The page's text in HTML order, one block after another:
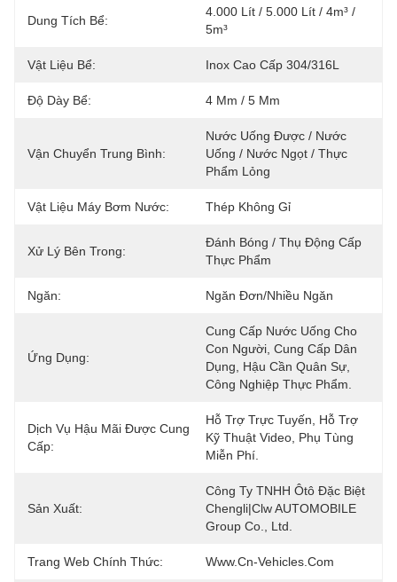
Dung Tích Bể:
4.000 Lít / 5.000 Lít / 4m³ /
5m³
Vật Liệu Bể: Inox Cao Cấp 304/316L
Độ Dày Bể: 4 Mm / 5 Mm
Vận Chuyển Trung Bình:
Nước Uống Được / Nước
Uống / Nước Ngọt / Thực
Phẩm Lỏng
Vật Liệu Máy Bơm Nước: Thép Không Gỉ
Xử Lý Bên Trong:
Đánh Bóng / Thụ Động Cấp
Thực Phẩm
Ngăn: Ngăn Đơn/Nhiều Ngăn
Ứng Dụng:
Cung Cấp Nước Uống Cho
Con Người, Cung Cấp Dân
Dụng, Hậu Cần Quân Sự,
Công Nghiệp Thực Phẩm.
Dịch Vụ Hậu Mãi Được Cung
Cấp:
Hỗ Trợ Trực Tuyến, Hỗ Trợ
Kỹ Thuật Video, Phụ Tùng
Miễn Phí.
Sản Xuất:
Công Ty TNHH Ôtô Đặc Biệt
Chengli|Clw AUTOMOBILE
Group Co., Ltd.
Trang Web Chính Thức: Www.cn-Vehicles.com